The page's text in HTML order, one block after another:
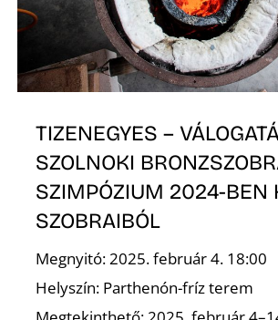
TIZENEGYES –
SZOLNOKI
SZIMPÓZIUM 2024-BEN
SZOBRAIBÓL
Megnyitó: 2025. február 4. 18:00
Helyszín: Parthenón-fríz terem